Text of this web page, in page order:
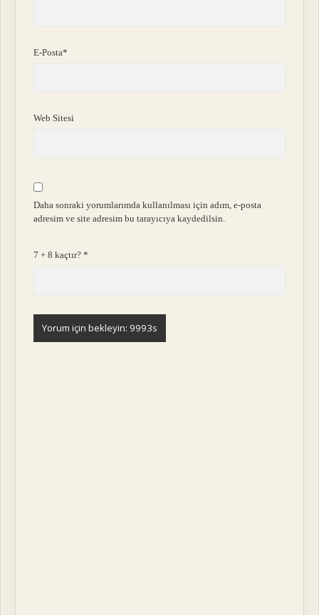
E-Posta*
Web Sitesi
Daha sonraki yorumlarımda kullanılması için adım, e-posta
adresim ve site adresim bu tarayıcıya kaydedilsin.
7 + 8 kaçtır?*